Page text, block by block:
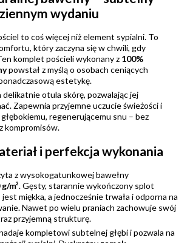
wydaniu
to coś więcej niż element sypialni. To
który zaczyna się w chwili, gdy
komplet pościeli wykonany z 100%
powstał z myślą o osobach ceniących
estetykę.
delikatnie otula skórę, pozwalając jej
Zapewnia przyjemne uczucie świeżości i
regenerującemu snu – bez
kompromisów.
i perfekcja wykonania
z wysokogatunkowej bawełny
m². Gęsty, starannie wykończony splot
miękka, a jednocześnie trwała i odporna na
Nawet po wielu praniach zachowuje swój
przyjemną strukturę.
kompletowi subtelnej głębi i pozwala na